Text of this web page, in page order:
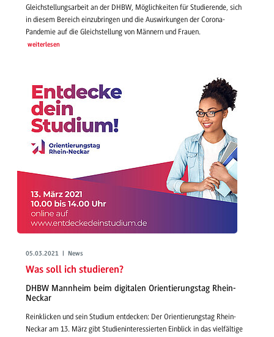
Gleichstellungsarbeit an der DHBW, Möglichkeiten für Studierende, sich
in diesem Bereich einzubringen und die Auswirkungen der Corona-
Pandemie auf die Gleichstellung von Männern und Frauen.
weiterlesen
05.03.2021 | News
Was soll ich studieren?
DHBW Mannheim beim digitalen Orientierungstag Rhein-
Neckar
Reinklicken und sein Studium entdecken: Der Orientierungstag Rhein-
Neckar am 13. März gibt Studieninteressierten Einblick in das vielfältige